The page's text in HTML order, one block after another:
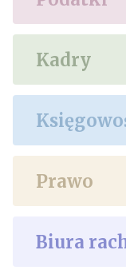
Kadry
Prawo
Biura